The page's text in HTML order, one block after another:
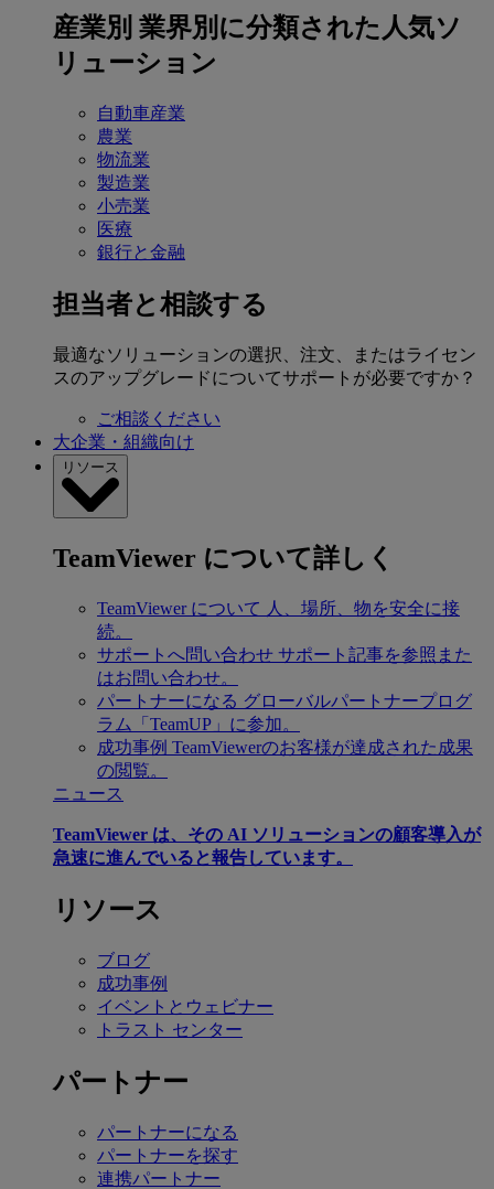
産業別 業界別に分類された人気ソ
リューション
自動車産業
農業
物流業
製造業
小売業
医療
銀行と金融
担当者と相談する
最適なソリューションの選択、注文、またはライセン
スのアップグレードについてサポートが必要ですか？
ご相談ください
大企業・組織向け
リソース
TeamViewer について詳しく
TeamViewer について 人、場所、物を安全に接
続。
サポートへ問い合わせ サポート記事を参照また
はお問い合わせ。
パートナーになる グローバルパートナープログ
ラム「TeamUP」に参加。
成功事例 TeamViewerのお客様が達成された成果
の閲覧。
ニュース
TeamViewer は、その AI ソリューションの顧客導入が
急速に進んでいると報告しています。
リソース
ブログ
成功事例
イベントとウェビナー
トラスト センター
パートナー
パートナーになる
パートナーを探す
連携パートナー